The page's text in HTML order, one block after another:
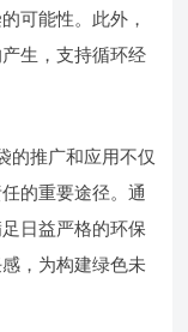
可能性。此外，
生，支持循环经
的推广和应用不仅
的重要途径。通
日益严格的环保
，为构建绿色未